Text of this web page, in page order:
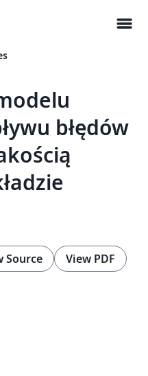
menu
błędów
Source View PDF